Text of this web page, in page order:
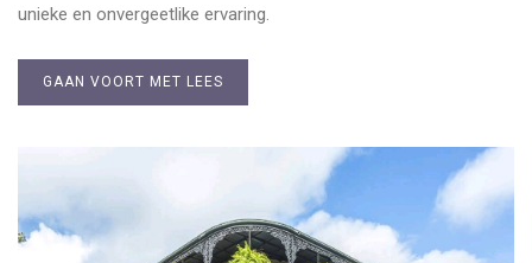
unieke en onvergeetlike ervaring.
GAAN VOORT MET LEES